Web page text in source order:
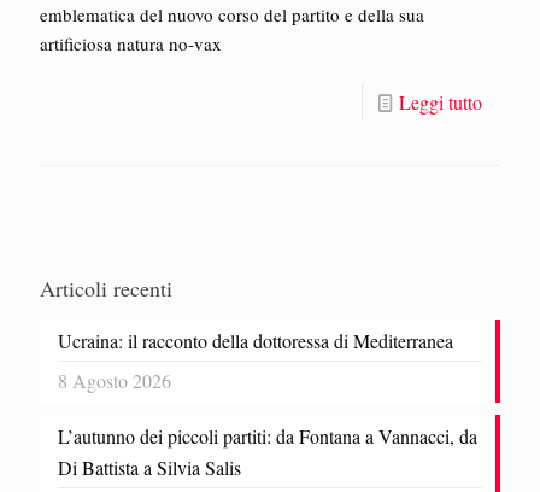
emblematica del nuovo corso del partito e della sua
artificiosa natura no-vax
Leggi tutto
Articoli recenti
Ucraina: il racconto della dottoressa di Mediterranea
8 Agosto 2026
L’autunno dei piccoli partiti: da Fontana a Vannacci, da
Di Battista a Silvia Salis